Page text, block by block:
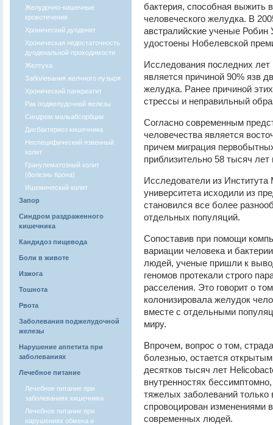
Желудочно-кишечные
кровотечения
Хронический дуоденит
Хроническая недостаточность
дуоденальной проходимости
Желтуха
Заболевания желчного пузыря
Хронический панкреатит
Рак поджелудочной железы
Синдром мальабсорбции
Дисбактериоз кишечника
Неспецифический язвенный
колит
Гранулематозный колит
(болезнь Крона)
Ишемический колит
Запор
Синдром раздраженного
кишечника
Кандидоз пищевода
Боли в животе
Изжога
Тошнота
Рвота
Заболевания поджелудочной
железы
Нарушение аппетита при
заболеваниях
Лечебное питание
Лечебное питание при
заболеваниях кишечника
Лечебное питание при
нарушениях обмена и
бактерия, способная выжить
человеческого желудка. В
австралийские ученые
удостоены Нобелевской
Исследования последних
является причиной 90% язв
желудка. Ранее причиной
стрессы и неправильный
Согласно современным
человечества является
причем миграция
приблизительно 58 тысяч лет
Исследователи из
университета исходили из
становился все более
отдельных популяций.
Сопоставив при помощи
вариации человека и
людей, ученые пришли к
геномов протекали строго
расселения. Это говорит о
колонизировала желудок
вместе с отдельными
миру.
Впрочем, вопрос о том,
болезнью, остается
десятков тысяч лет
внутренностях
тяжелых заболеваний только
спровоцирован изменениями
современных людей.